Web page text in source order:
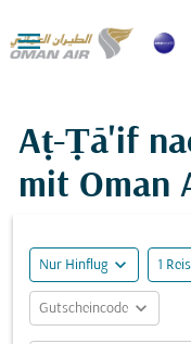

Aṭ-Ṭā'if
mit Oman
Nur Hinflug expand_more 1
Gutscheincode expand_more